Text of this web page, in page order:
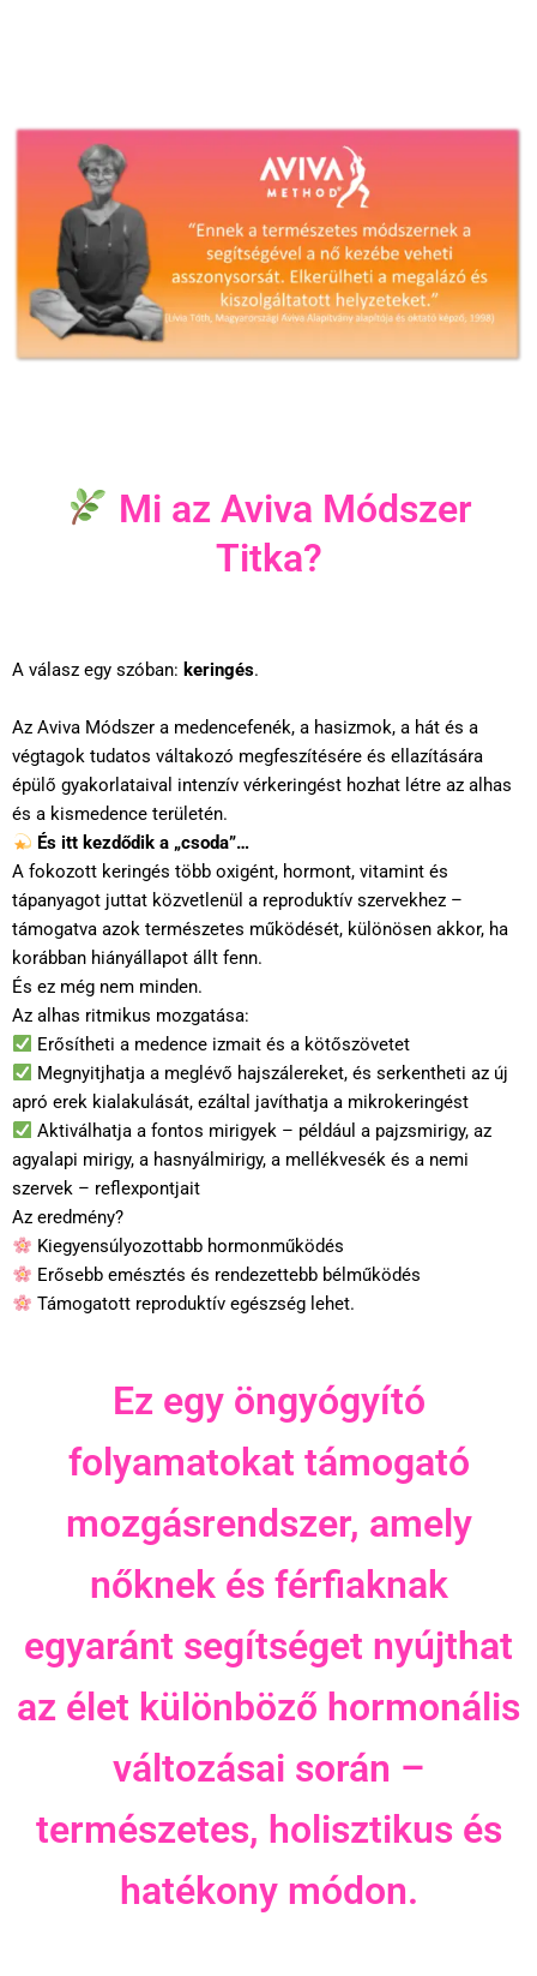
Mi az Aviva Módszer
Titka?
A válasz egy szóban: keringés.
Az Aviva Módszer a medencefenék, a hasizmok, a hát és a
végtagok tudatos váltakozó megfeszítésére és ellazítására
épülő gyakorlataival intenzív vérkeringést hozhat létre az alhas
és a kismedence területén.
És itt kezdődik a „csoda”…
A fokozott keringés több oxigént, hormont, vitamint és
tápanyagot juttat közvetlenül a reproduktív szervekhez –
támogatva azok természetes működését, különösen akkor, ha
korábban hiányállapot állt fenn.
És ez még nem minden.
Az alhas ritmikus mozgatása:
Erősítheti a medence izmait és a kötőszövetet
Megnyitjhatja a meglévő hajszálereket, és serkentheti az új
apró erek kialakulását, ezáltal javíthatja a mikrokeringést
Aktiválhatja a fontos mirigyek – például a pajzsmirigy, az
agyalapi mirigy, a hasnyálmirigy, a mellékvesék és a nemi
szervek – reflexpontjait
Az eredmény?
Kiegyensúlyozottabb hormonműködés
Erősebb emésztés és rendezettebb bélműködés
Támogatott reproduktív egészség lehet.
Ez egy öngyógyító
folyamatokat támogató
mozgásrendszer, amely
nőknek és férfiaknak
egyaránt segítséget nyújthat
az élet különböző hormonális
változásai során –
természetes, holisztikus és
hatékony módon.